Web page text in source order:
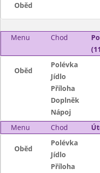
Oběd
Menu Chod
Oběd
Polévka
Jídlo
Příloha
Doplněk
Nápoj
Menu
Chod
Oběd
Polévka
Jídlo
Příloha